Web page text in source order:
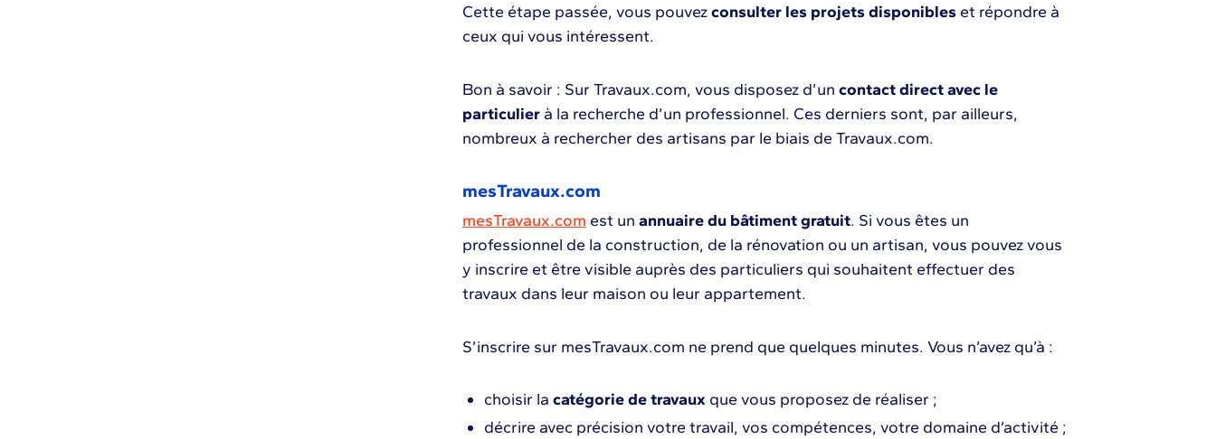
Cette étape passée, vous pouvezconsulter les projets disponibles et répondre à
ceux qui vous intéressent.
Bon à savoir : Sur Travaux.com, vous disposez d’un contact direct avec le
particulierà la recherche d’un professionnel. Ces derniers sont, par ailleurs,
nombreux à rechercher des artisans par le biais de Travaux.com.
mesTravaux.com
mesTravaux.com est un annuaire du bâtiment gratuit. Si vous êtes un
professionnel de la construction, de la rénovation ou un artisan, vous pouvez vous
y inscrire et être visible auprès des particuliers qui souhaitent effectuer des
travaux dans leur maison ou leur appartement.
S’inscrire sur mesTravaux.com ne prend que quelques minutes. Vous n’avez qu’à :
choisir la catégorie de travauxque vous proposez de réaliser ;
décrire avec précision votre travail, vos compétences, votre domaine d’activité ;